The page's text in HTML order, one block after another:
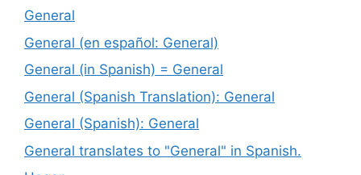
General
General (en español: General)
General (in Spanish) = General
General (Spanish Translation): General
General (Spanish): General
General translates to "General" in Spanish.